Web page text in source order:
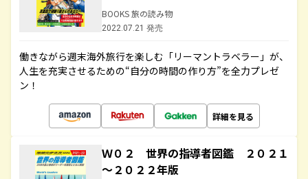
BOOKS 旅の読み物
2022.07.21 発売
働きながら週末海外旅行を楽しむ「リーマントラベラー」が、
人生を充実させるための“自分の時間の作り方”を全力プレゼ
ン！
詳細を見る
Ｗ０２ 世界の指導者図鑑 ２０２１
～２０２２年版